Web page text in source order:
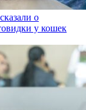
о
у кошек